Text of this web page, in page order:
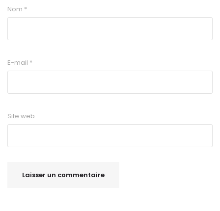
Nom *
E-mail *
Site web